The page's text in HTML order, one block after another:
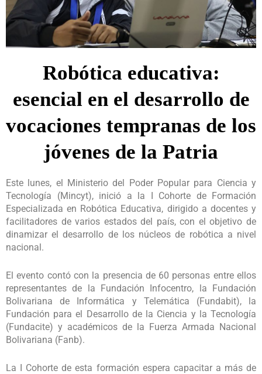
Robótica educativa:
esencial en el desarrollo de
vocaciones tempranas de los
jóvenes de la Patria
Este lunes, el Ministerio del Poder Popular para Ciencia y
Tecnología (Mincyt), inició a la I Cohorte de Formación
Especializada en Robótica Educativa, dirigido a docentes y
facilitadores de varios estados del país, con el objetivo de
dinamizar el desarrollo de los núcleos de robótica a nivel
nacional.
El evento contó con la presencia de 60 personas entre ellos
representantes de la Fundación Infocentro, la Fundación
Bolivariana de Informática y Telemática (Fundabit), la
Fundación para el Desarrollo de la Ciencia y la Tecnología
(Fundacite) y académicos de la Fuerza Armada Nacional
Bolivariana (Fanb).
La I Cohorte de esta formación espera capacitar a más de